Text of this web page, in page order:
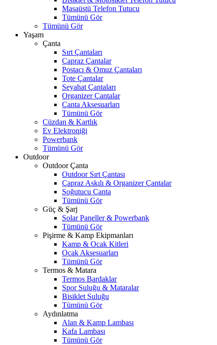
Masaüstü Telefon Tutucu
Tümünü Gör
Tümünü Gör
Yaşam
Çanta
Sırt Çantaları
Çapraz Çantalar
Postacı & Omuz Çantaları
Tote Çantalar
Seyahat Çantaları
Organizer Çantalar
Çanta Aksesuarları
Tümünü Gör
Cüzdan & Kartlık
Ev Elektroniği
Powerbank
Tümünü Gör
Outdoor
Outdoor Çanta
Outdoor Sırt Çantası
Çapraz Askılı & Organizer Çantalar
Soğutucu Çanta
Tümünü Gör
Güç & Şarj
Solar Paneller & Powerbank
Tümünü Gör
Pişirme & Kamp Ekipmanları
Kamp & Ocak Kitleri
Ocak Aksesuarları
Tümünü Gör
Termos & Matara
Termos Bardaklar
Spor Suluğu & Mataralar
Bisiklet Suluğu
Tümünü Gör
Aydınlatma
Alan & Kamp Lambası
Kafa Lambası
Tümünü Gör